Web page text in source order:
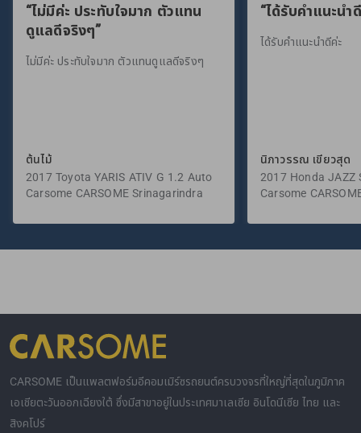
“ไม่มีค่ะ ประทับใจมาก ตัวแทน
ดูแลดีจริงๆ”
ไม่มีค่ะ ประทับใจมาก ตัวแทนดูแลดีจริงๆ
ต้นไม้
2017 Toyota YARIS ATIV G 1.2 Auto
Carsome CARSOME Srinagarindra
“ได้รับคำแนะนำ
ได้รับคำแนะนำดีค่ะ
นิภาวรรณ เขียวสุด
2017 Honda JAZZ
Carsome
CARSOME เป็นแพลตฟอร์มอีคอมเมิร์ซรถยนต์ครบวงจรที่ใหญ่ที่สุดในภูมิภาค
เอเชียตะวันออกเฉียงใต้ ซึ่งมีสาขาอยู่ในประเทศมาเลเซีย อินโดนีเซีย ไทย และ
สิงคโปร์